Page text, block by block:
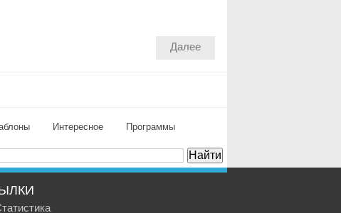
Далее
Интересное Программы